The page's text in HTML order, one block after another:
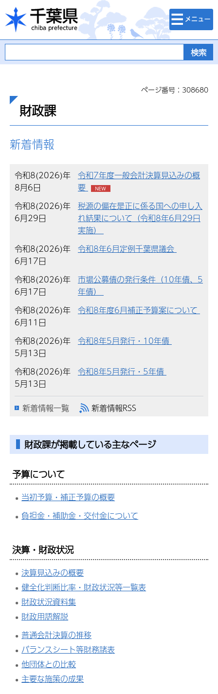
千葉県
検索・メニュ
ー
ページ番号：308680
財政課
新着情報
令和8(2026)年
8月6日
令和7年度一般会計決算見込みの概
要
令和8(2026)年
6月29日
税源の偏在是正に係る国への申し入
れ結果について（令和8年6月29日
実施）
令和8(2026)年
6月17日
令和8年6月定例千葉県議会
令和8(2026)年
6月17日
市場公募債の発行条件（10年債、5
年債）
令和8(2026)年
6月11日
令和8年度6月補正予算案について
令和8(2026)年
5月13日
令和8年5月発行・10年債
令和8(2026)年
5月13日
令和8年5月発行・5年債
新着情報一覧 新着情報RSS
財政課が掲載している主なページ
予算について
当初予算・補正予算の概要
負担金・補助金・交付金について
決算・財政状況
決算見込みの概要
健全化判断比率・財政状況等一覧表
財政状況資料集
財政用語解説
普通会計決算の推移
バランスシート等財務諸表
他団体との比較
主要な施策の成果